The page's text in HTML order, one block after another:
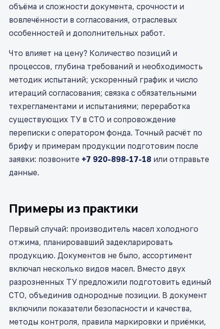
объёма и сложности документа, срочности и
вовлечённости в согласования, отраслевых
особенностей и дополнительных работ.
Что влияет на цену? Количество позиций и
процессов, глубина требований и необходимость
методик испытаний; ускоренный график и число
итераций согласования; связка с обязательными
техрегламентами и испытаниями; переработка
существующих ТУ в СТО и сопровождение
переписки с оператором фонда. Точный расчёт по
брифу и примерам продукции подготовим после
заявки: позвоните +7 920-898-17-18 или отправьте
данные.
Примеры из практики
Первый случай: производитель масел холодного
отжима, планировавший задекларировать
продукцию. Документов не было, ассортимент
включал несколько видов масел. Вместо двух
разрозненных ТУ предложили подготовить единый
СТО, объединив однородные позиции. В документ
включили показатели безопасности и качества,
методы контроля, правила маркировки и приёмки,